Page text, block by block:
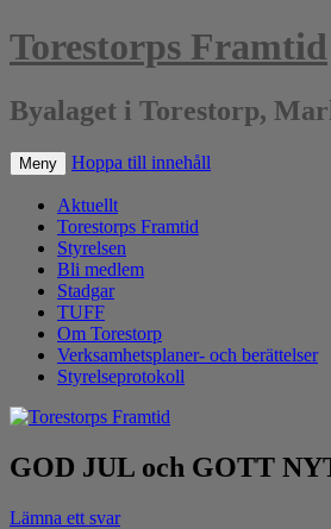
Torestorps Framtid
Byalaget i Torestorp,
Meny Hoppa till innehåll
Aktuellt
Torestorps Framtid
Styrelsen
Bli medlem
Stadgar
TUFF
Om Torestorp
Verksamhetsplaner- och berättelser
Styrelseprotokoll
GOD JUL och GOTT
Lämna ett svar